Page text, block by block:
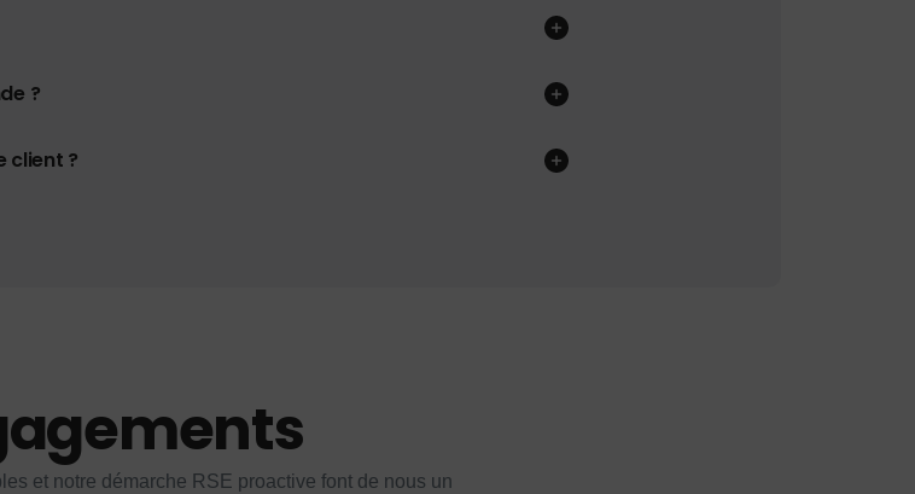
?
client ?
et notre démarche RSE proactive font de nous un